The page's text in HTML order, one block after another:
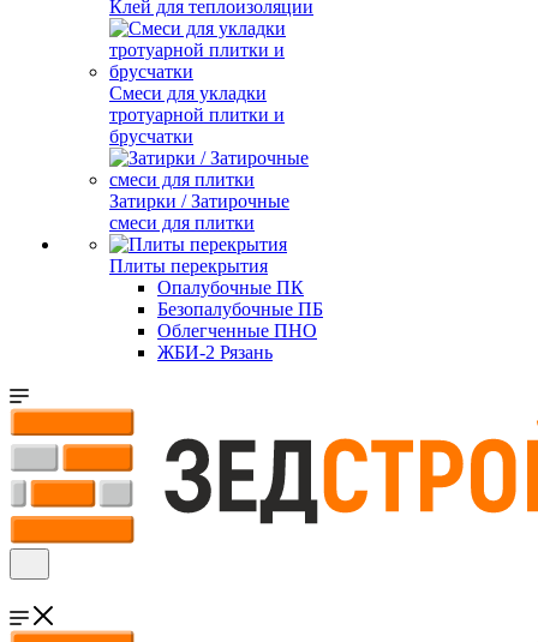
Клей для теплоизоляции
Смеси для укладки
тротуарной плитки и
брусчатки
Затирки / Затирочные
смеси для плитки
Плиты перекрытия
Опалубочные ПК
Безопалубочные ПБ
Облегченные ПНО
ЖБИ-2 Рязань